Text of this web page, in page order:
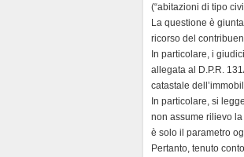
(“abitazioni di tipo
La questione è
ricorso del
In particolare, i
allegata al D.P.R.
catastale
In particolare, si
non assume rilievo
è solo il parametro
Pertanto, tenuto